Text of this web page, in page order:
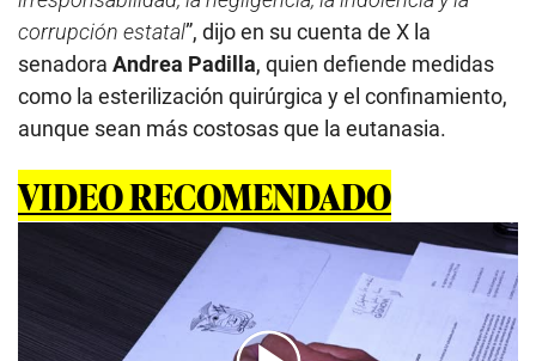
corrupción estatal”, dijo en su cuenta de X la
senadora Andrea Padilla, quien defiende medidas
como la esterilización quirúrgica y el confinamiento,
aunque sean más costosas que la eutanasia.
VIDEO RECOMENDADO